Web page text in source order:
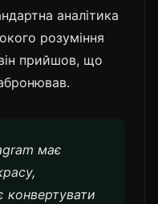
аналітика
розуміння
прийшов, що
має
конвертувати